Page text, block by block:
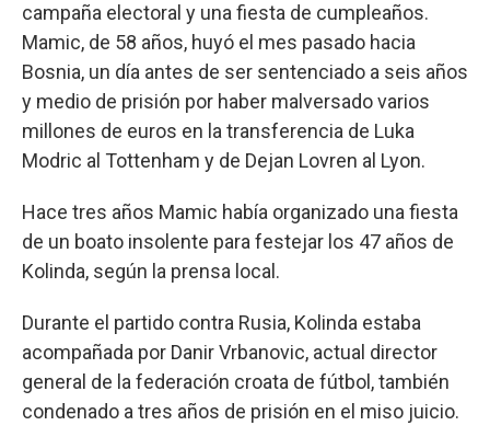
campaña electoral y una fiesta de cumpleaños.
Mamic, de 58 años, huyó el mes pasado hacia
Bosnia, un día antes de ser sentenciado a seis años
y medio de prisión por haber malversado varios
millones de euros en la transferencia de Luka
Modric al Tottenham y de Dejan Lovren al Lyon.
Hace tres años Mamic había organizado una fiesta
de un boato insolente para festejar los 47 años de
Kolinda, según la prensa local.
Durante el partido contra Rusia, Kolinda estaba
acompañada por Danir Vrbanovic, actual director
general de la federación croata de fútbol, también
condenado a tres años de prisión en el miso juicio.